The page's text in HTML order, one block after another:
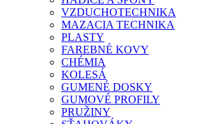
VZDUCHOTECHNIKA
MAZACIA TECHNIKA
PLASTY
FAREBNÉ KOVY
CHÉMIA
KOLESÁ
GUMENÉ DOSKY
GUMOVÉ PROFILY
PRUŽINY